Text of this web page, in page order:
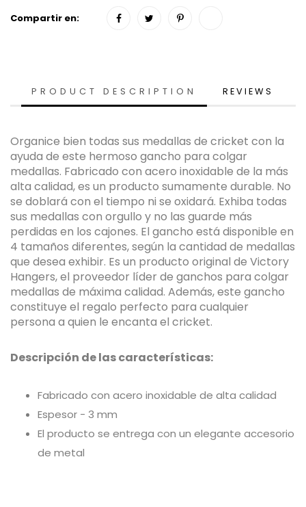
Compartir en:
PRODUCT DESCRIPTION REVIEWS
Organice bien todas sus medallas de cricket con la
ayuda de este hermoso gancho para colgar
medallas. Fabricado con acero inoxidable de la más
alta calidad, es un producto sumamente durable. No
se doblará con el tiempo ni se oxidará. Exhiba todas
sus medallas con orgullo y no las guarde más
perdidas en los cajones. El gancho está disponible en
4 tamaños diferentes, según la cantidad de medallas
que desea exhibir. Es un producto original de Victory
Hangers, el proveedor líder de ganchos para colgar
medallas de máxima calidad. Además, este gancho
constituye el regalo perfecto para cualquier
persona a quien le encanta el cricket.
Descripción de las características:
Fabricado con acero inoxidable de alta calidad
Espesor - 3 mm
El producto se entrega con un elegante accesorio
de metal